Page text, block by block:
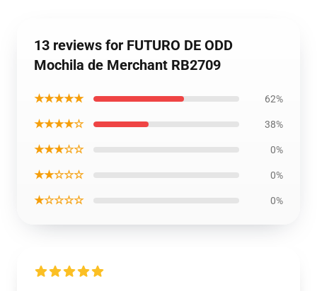
13 reviews for FUTURO DE ODD
Mochila de Merchant RB2709
★★★★★ 62%
★★★★☆ 38%
★★★☆☆ 0%
★★☆☆☆ 0%
★☆☆☆☆ 0%